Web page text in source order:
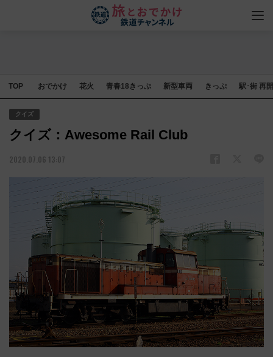
TOP おでかけ 花火 青春18きっぷ 新型車両 きっぷ 駅･街 再
クイズ
クイズ：Awesome Rail Club
2020.07.06 13:07